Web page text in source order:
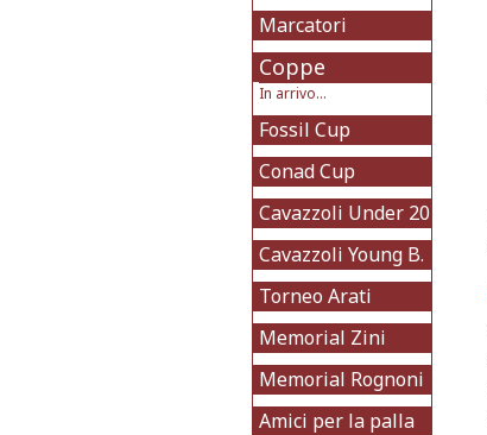
Marcatori
Coppe
In arrivo...
Fossil Cup
Conad Cup
Cavazzoli Under 20
Cavazzoli Young B.
Torneo Arati
Memorial Zini
Memorial Rognoni
Amici per la palla